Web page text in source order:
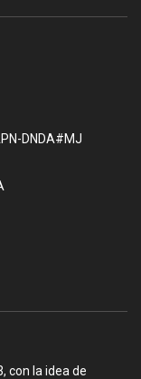
DNDA#MJ
con la idea de